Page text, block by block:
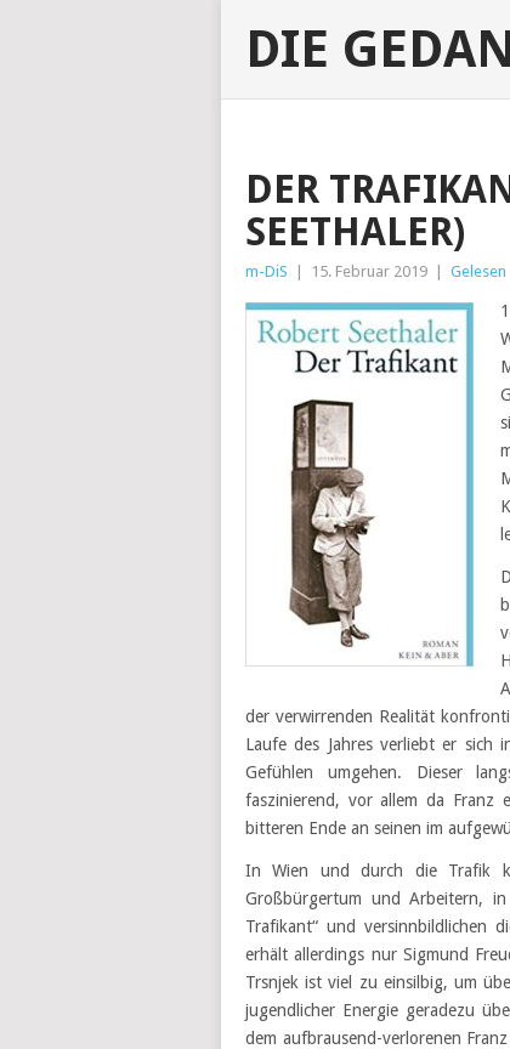
DIE
DER
SEETHALER)
m-DiS 15. Februar 2019 Gelesen
der verwirrenden Realität
Laufe des Jahres verliebt er sich
Gefühlen umgehen. Dieser
faszinierend, vor allem da Franz
bitteren Ende an seinen im
In Wien und durch die Trafik
Großbürgertum und Arbeitern,
Trafikant“ und versinnbildlichen
erhält allerdings nur Sigmund
Trsnjek ist viel zu einsilbig, um
jugendlicher Energie geradezu
dem aufbrausend-verlorenen